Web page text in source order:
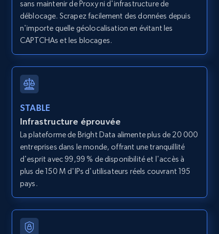
1.9K+
Etsy - Collect data on products using
specified keywords
URL, Product id, Listing inventory id, Title, Rating,
Reviews count shop, Reviews count item, Initial
price, and more.
1.9K+ 322+ Essai gratuit
URL, Product id, Listing inventory id, Title, Rating,
Reviews count shop, Reviews count item, Initial
price, and more.
sans maintenir de Proxy ni d'infrastructure de
déblocage. Scrapez facilement des données depuis
n'importe quelle géolocalisation en évitant les
CAPTCHAs et les blocages.
STABLE
Infrastructure éprouvée
La plateforme de Bright Data alimente plus de 20 000
entreprises dans le monde, offrant une tranquillité
d'esprit avec 99,99 % de disponibilité et l'accès à
plus de 150 M d'IPs d'utilisateurs réels couvrant 195
pays.